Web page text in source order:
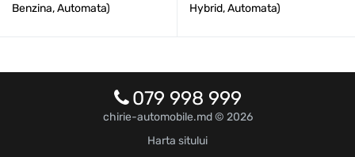
Benzina, Automata)
Hybrid, Automata)
079 998 999
chirie-automobile.md © 2026
Harta sitului